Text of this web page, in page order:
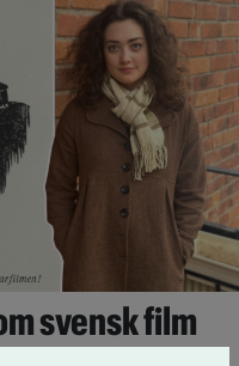
svensk film